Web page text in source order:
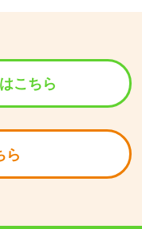
こちら
ら